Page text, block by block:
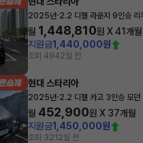
2025년·2.2 디젤 라운지 9인승
월 1,448,810원 X41개월
지원금1,440,000원
조회 4942일 전
현대 스타리아
2025년·2.2 디젤 카고 3인승 모던
월 452,900원 X 37개월
지원금1,450,000원
조회 321 2일 전